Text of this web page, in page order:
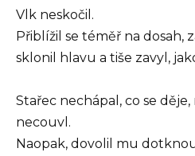
Vlk neskočil.
Přiblížil se téměř na dosah,
sklonil hlavu a tiše zavyl,
Stařec nechápal, co se
necouvl.
Naopak, dovolil mu